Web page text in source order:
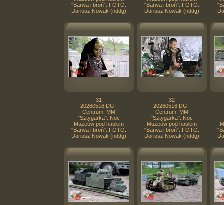
"Barwa i broń". FOTO:
Dariusz Nowak (nddg)
"Barwa i broń". FOTO:
Dariusz Nowak (nddg)
31
20260516 DG -
Centrum. MM
"Sztygarka". Noc
Muzeów pod hasłem
"Barwa i broń". FOTO:
Dariusz Nowak (nddg)
32
20260516 DG -
Centrum. MM
"Sztygarka". Noc
Muzeów pod hasłem
"Barwa i broń". FOTO:
Dariusz Nowak (nddg)